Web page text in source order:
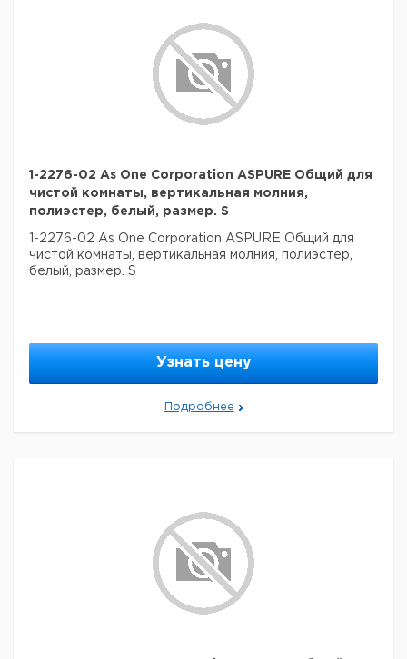
1-2276-02 As One Corporation ASPURE Общий для
чистой комнаты, вертикальная молния,
полиэстер, белый, размер. S
1-2276-02 As One Corporation ASPURE Общий для
чистой комнаты, вертикальная молния, полиэстер,
белый, размер. S
Узнать цену
Подробнее